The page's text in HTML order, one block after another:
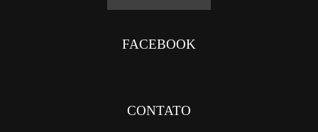
FACEBOOK
CONTATO